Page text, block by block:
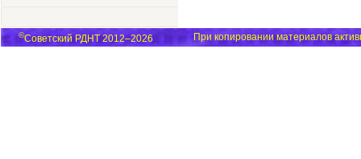
©Советский РДНТ 2012–2026 При копировании материалов